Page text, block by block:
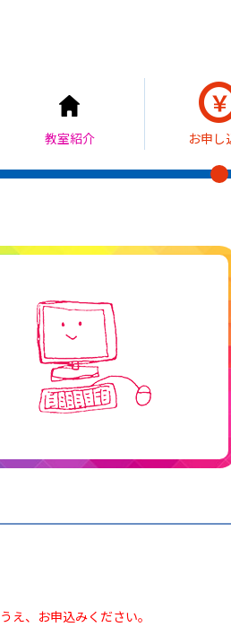
え、お申込みください。